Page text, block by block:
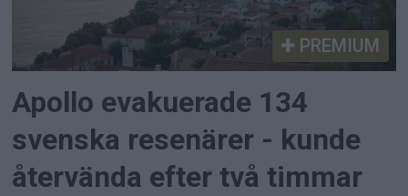
PREMIUM
Apollo evakuerade 134
svenska resenärer - kunde
återvända efter två timmar